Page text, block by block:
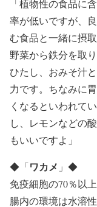
「植物性の食品に
率が低いですが、
む食品と一緒に摂
野菜から鉄分を取
ひたし、おみそ汁
力です。ちなみに
くなるといわれて
し、レモンなどの
もいいですよ」
◆ 「ワカメ 」 ◆
免疫細胞の70％以
腸内の環境は水溶